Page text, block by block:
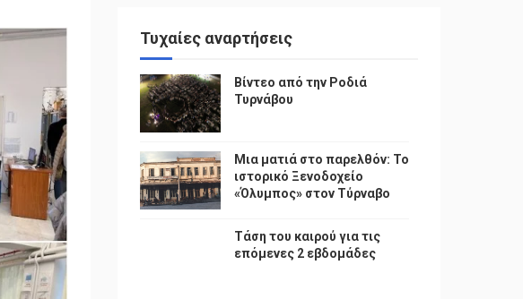
Τυχαίες αναρτήσεις
Βίντεο από την Ροδιά
Τυρνάβου
Μια ματιά στο παρελθόν: Το
ιστορικό Ξενοδοχείο
«Όλυμπος» στον Τύρναβο
Τάση του καιρού για τις
επόμενες 2 εβδομάδες